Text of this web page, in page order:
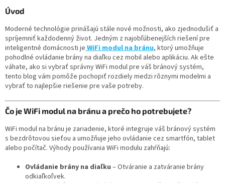
Úvod
Moderné technológie prinášajú stále nové možnosti, ako zjednodušiť a
spríjemniť každodenný život. Jedným z najobľúbenejších riešení pre
inteligentné domácnosti je WiFi modul na bránu, ktorý umožňuje
pohodlné ovládanie brány na diaľku cez mobil alebo aplikáciu. Ak ešte
váhate, ako si vybrať správny WiFi modul pre váš bránový systém,
tento blog vám pomôže pochopiť rozdiely medzi rôznymi modelmi a
vybrať to najlepšie riešenie pre vaše potreby.
Čo je WiFi modul na bránu a prečo ho potrebujete?
WiFi modul na bránu je zariadenie, ktoré integruje váš bránový systém
s bezdrôtovou sieťou a umožňuje jeho ovládanie cez smartfón, tablet
alebo počítač. Výhody používania WiFi modulu zahŕňajú:
Ovládanie brány na diaľku – Otváranie a zatváranie brány
odkiaľkoľvek.